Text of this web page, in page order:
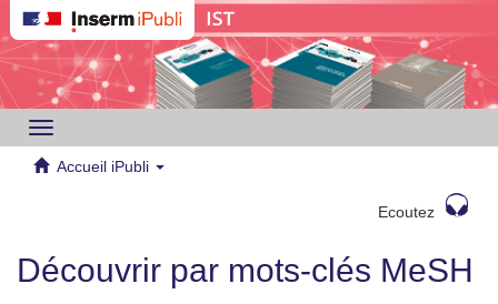
Toggle
navigation
Accueil iPubli
Ecoutez
Découvrir par mots-clés MeSH